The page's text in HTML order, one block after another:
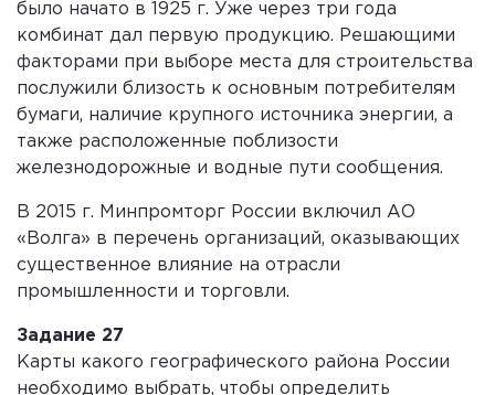
было начато в 1925 г. Уже через три года
комбинат дал первую продукцию. Решающими
факторами при выборе места для строительства
послужили близость к основным потребителям
бумаги, наличие крупного источника энергии, а
также расположенные поблизости
железнодорожные и водные пути сообщения.
В 2015 г. Минпромторг России включил АО
«Волга» в перечень организаций, оказывающих
существенное влияние на отрасли
промышленности и торговли.
Задание 27
Карты какого географического района России
необходимо выбрать, чтобы определить